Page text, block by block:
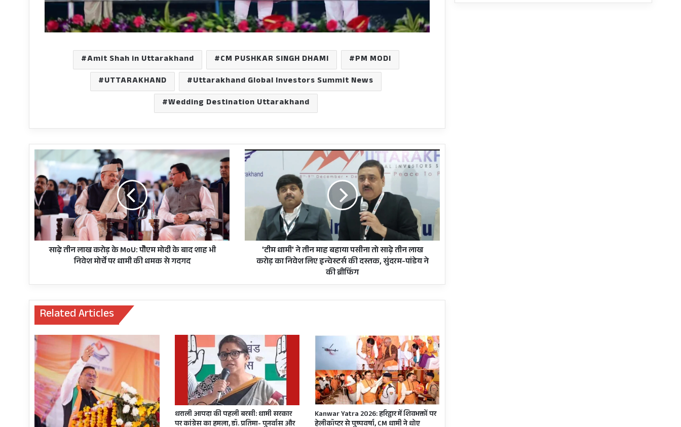
Amit Shah in Uttarakhand CM PUSHKAR SINGH DHAMI
PM MODI
UTTARAKHAND
Uttarakhand Global Investors Summit News
Wedding Destination Uttarakhand
साढ़े
तीन
लाख
करोड़
के
MoU:
पीेएम
मोदी
के
निवेश
पर
धामी
की
धमक
से
गदगद
साढ़े तीन लाख करोड़ के MoU: पीेएम मोदी के बाद शाह भी
निवेश मोर्चे पर धामी की धमक से गदगद
'टीम
धामी'
ने
बहाया
साढ़े
लाख
का
लिए
दस्तक,
सुंदरम-
पांडेय
ने
की
ब्रीफिंग
'टीम धामी' ने तीन माह बहाया पसीना तो साढ़े तीन लाख
करोड़ का निवेश लिए इन्वेस्टर्स की दस्तक, सुंदरम-पांडेय ने
की ब्रीफिंग
Related Articles
धराली आपदा की पहली बरसी: धामी सरकार Kanwar Yatra 2026: हरिद्वार में शिवभक्तों पर